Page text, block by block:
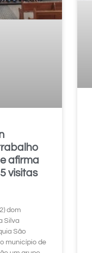
afirma
visitas
dom
Silva
São
município de